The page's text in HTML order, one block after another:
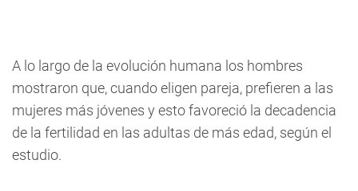
A lo largo de la evolución humana los hombres
mostraron que, cuando eligen pareja, prefieren a las
mujeres más jóvenes y esto favoreció la decadencia
de la fertilidad en las adultas de más edad, según el
estudio.